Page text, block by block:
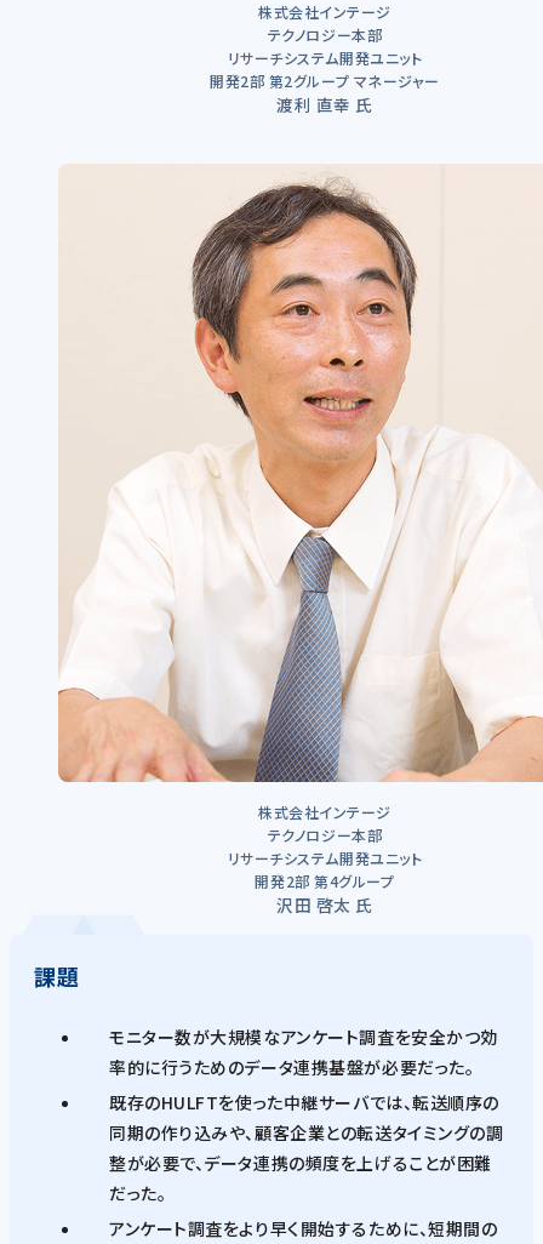
株式会社インテージ
テクノロジー本部
リサーチシステム開発ユニット
開発2部 第2グループ マネージャー
渡利 直幸 氏
株式会社インテージ
テクノロジー本部
リサーチシステム開発ユニット
開発2部 第4グループ
沢田 啓太 氏
課題
モニター数が大規模なアンケート調査を安全かつ効
率的に行うためのデータ連携基盤が必要だった。
既存のHULFTを使った中継サーバでは、転送順序の
同期の作り込みや、顧客企業との転送タイミングの調
整が必要で、データ連携の頻度を上げることが困難
だった。
アンケート調査をより早く開始するために、短期間の